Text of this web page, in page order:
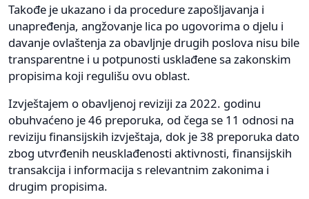
Takođe je ukazano i da procedure zapošljavanja i
unapređenja, angžovanje lica po ugovorima o djelu i
davanje ovlaštenja za obavljnje drugih poslova nisu bile
transparentne i u potpunosti usklađene sa zakonskim
propisima koji regulišu ovu oblast.
Izvještajem o obavljenoj reviziji za 2022. godinu
obuhvaćeno je 46 preporuka, od čega se 11 odnosi na
reviziju finansijskih izvještaja, dok je 38 preporuka dato
zbog utvrđenih neusklađenosti aktivnosti, finansijskih
transakcija i informacija s relevantnim zakonima i
drugim propisima.